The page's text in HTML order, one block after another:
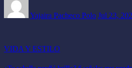
Yajaira Pacheco Polo Jul 23,
VIDA Y ESTILO